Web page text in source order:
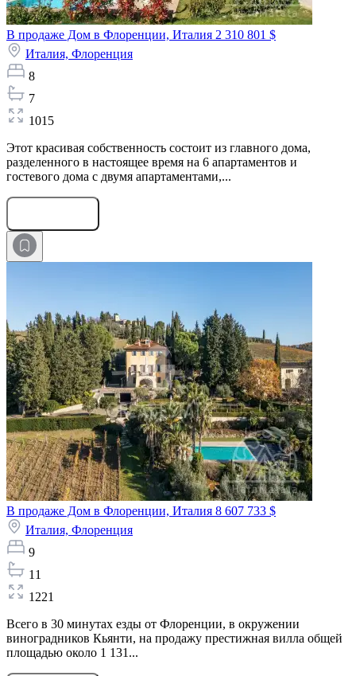
В продаже Дом в Флоренции, Италия 2 310 801 $
Италия, Флоренция
8
7
1015
Этот красивая собственность состоит из главного дома,
разделенного в настоящее время на 6 апартаментов и
гостевого дома с двумя апартаментами,...
В продаже Дом в Флоренции, Италия 8 607 733 $
Италия, Флоренция
9
11
1221
Всего в 30 минутах езды от Флоренции, в окружении
виноградников Кьянти, на продажу престижная вилла общей
площадью около 1 131...